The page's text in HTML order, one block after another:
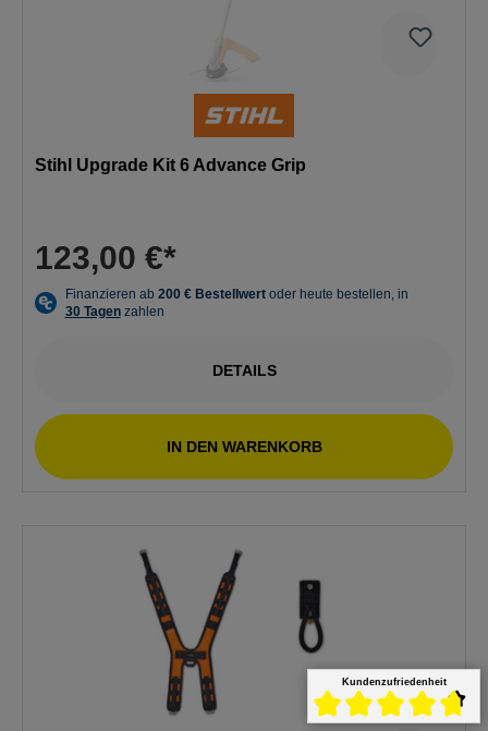
Stihl Upgrade Kit 6 Advance Grip
123,00 €*
DETAILS
IN DEN WARENKORB
Kundenzufriedenheit
Durchschnittliche